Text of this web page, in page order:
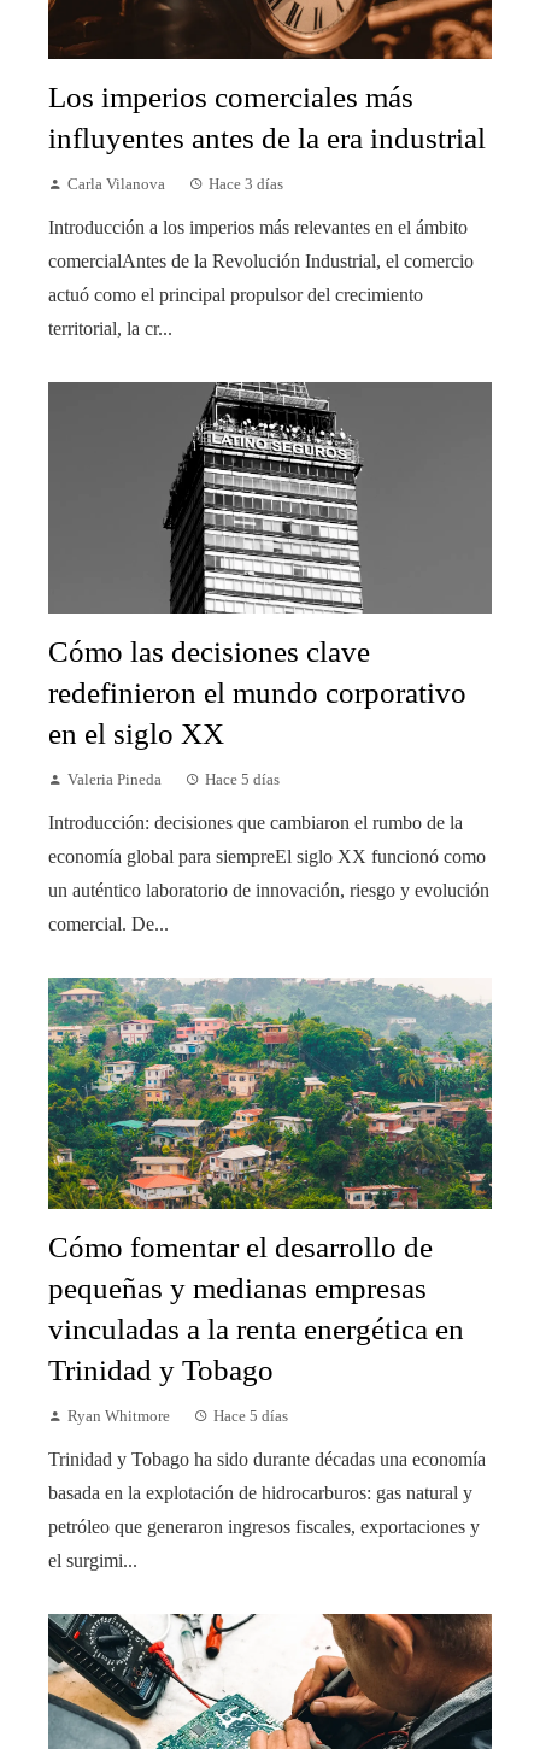
Los imperios comerciales más
influyentes antes de la era industrial
Carla Vilanova Hace 3 días
Introducción a los imperios más relevantes en el ámbito
comercialAntes de la Revolución Industrial, el comercio
actuó como el principal propulsor del crecimiento
territorial, la cr...
Cómo las decisiones clave
redefinieron el mundo corporativo
en el siglo XX
Valeria Pineda Hace 5 días
Introducción: decisiones que cambiaron el rumbo de la
economía global para siempreEl siglo XX funcionó como
un auténtico laboratorio de innovación, riesgo y evolución
comercial. De...
Cómo fomentar el desarrollo de
pequeñas y medianas empresas
vinculadas a la renta energética en
Trinidad y Tobago
Ryan Whitmore Hace 5 días
Trinidad y Tobago ha sido durante décadas una economía
basada en la explotación de hidrocarburos: gas natural y
petróleo que generaron ingresos fiscales, exportaciones y
el surgimi...